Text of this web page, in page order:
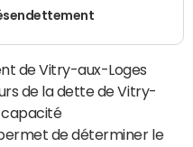
de Vitry-aux-Loges
de la dette de Vitry-
capacité
de déterminer le